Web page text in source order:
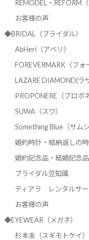
REMODEL・REFORM
お客様の声
◆BRIDAL（ブライダル）
AbHeri（アベリ）
FOREVERMARK（フォ
LAZARE DIAMOND(ラ
PROPONERE（プロポ
SUWA（スワ）
Something Blue（サム
婚約時計・結納返しの
婚約記念品・結婚記念品
ブライダル豆知識
ティアラ レンタルサー
お客様の声
◆EYEWEAR（メガネ）
杉本圭（スギモトケイ）